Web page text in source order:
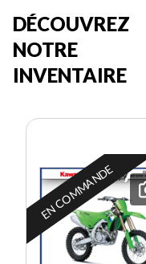
DÉCOUVREZ
NOTRE
INVENTAIRE
EN COMMANDE